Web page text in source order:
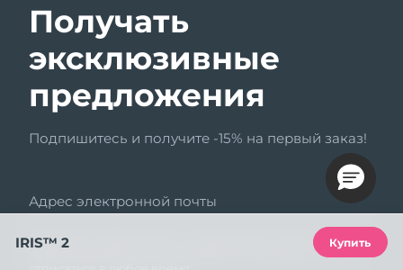
Получать
эксклюзивные
предложения
Подпишитесь и получите -15% на первый заказ!
Адрес электронной почты
Нажимая «Подписаться», я соглашаюсь получать
маркетинговую рассылку FOREO. Я понимаю, что могу
IRIS™ 2 Купить